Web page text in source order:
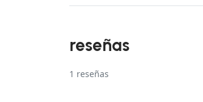
reseñas
1 reseñas